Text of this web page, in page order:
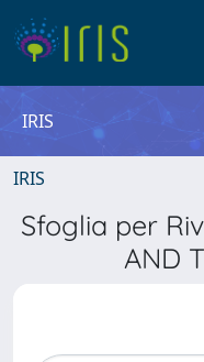
IRIS
IRIS
Sfoglia per
AND